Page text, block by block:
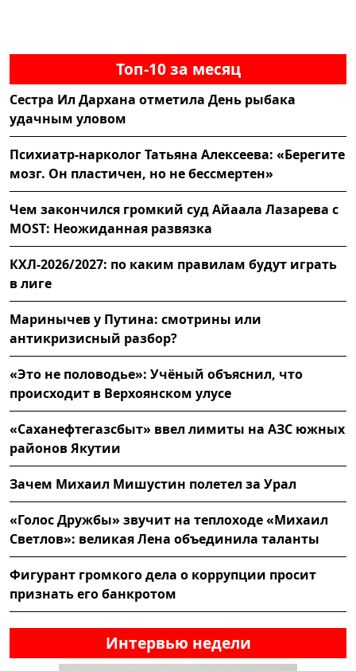
Топ-10 за месяц
Сестра Ил Дархана отметила День рыбака
удачным уловом
Психиатр-нарколог Татьяна Алексеева: «Берегите
мозг. Он пластичен, но не бессмертен»
Чем закончился громкий суд Айаала Лазарева с
MOST: Неожиданная развязка
КХЛ-2026/2027: по каким правилам будут играть
в лиге
Маринычев у Путина: смотрины или
антикризисный разбор?
«Это не половодье»: Учёный объяснил, что
происходит в Верхоянском улусе
«Саханефтегазсбыт» ввел лимиты на АЗС южных
районов Якутии
Зачем Михаил Мишустин полетел за Урал
«Голос Дружбы» звучит на теплоходе «Михаил
Светлов»: великая Лена объединила таланты
Фигурант громкого дела о коррупции просит
признать его банкротом
Интервью недели